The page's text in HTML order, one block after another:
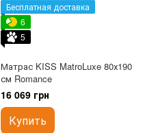
Бесплатная доставка
6
5
Матрас KISS MatroLuxe 80х190
см Romance
16 069 грн
Купить